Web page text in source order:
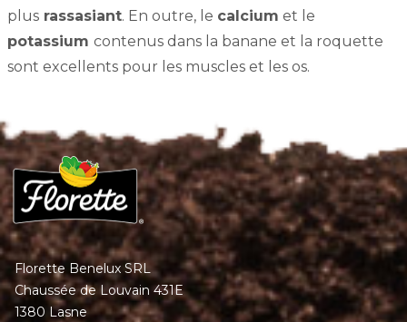
plus rassasiant. En outre, le calcium et le
potassium contenus dans la banane et la roquette
sont excellents pour les muscles et les os.
Florette Benelux SRL
Chaussée de Louvain 431E
1380 Lasne